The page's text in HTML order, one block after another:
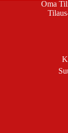
Oma